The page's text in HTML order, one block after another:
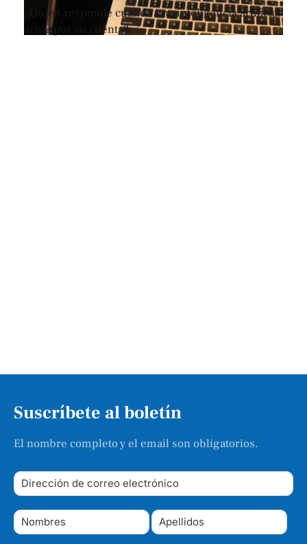
¿Quién responde cuando una inteligencia artificial
actúa por su cuenta?
Suscríbete al boletín
El nombre completo y el email son obligatorios.